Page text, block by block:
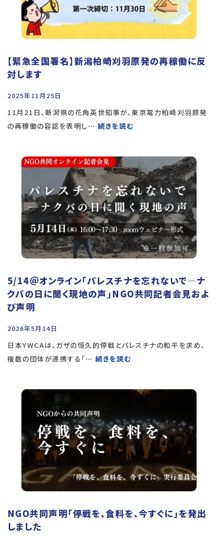
【緊急全国署名】新潟柏崎刈羽原発の再稼働に反
対します
2025年11月25日
11月21日、新潟県の花角英世知事が、東京電力柏崎刈羽原発
の再稼働の容認を表明し… 続きを読む
5/14＠オンライン「パレスチナを忘れないで―ナ
クバの日に聞く現地の声」NGO共同記者会見およ
び声明
2026年5月14日
日本YWCAは、ガザの恒久的停戦とパレスチナの和平を求め、
複数の団体が連携する「… 続きを読む
NGO共同声明「停戦を、食料を、今すぐに」を発出
しました